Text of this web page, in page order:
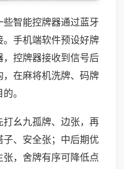
智能控牌器通过蓝牙
手机端软件预设好牌
控牌器接收到信号后
在麻将机洗牌、码牌
。
幺九孤牌、边张，再
、安全张；中后期优
，舍牌有序可降低点